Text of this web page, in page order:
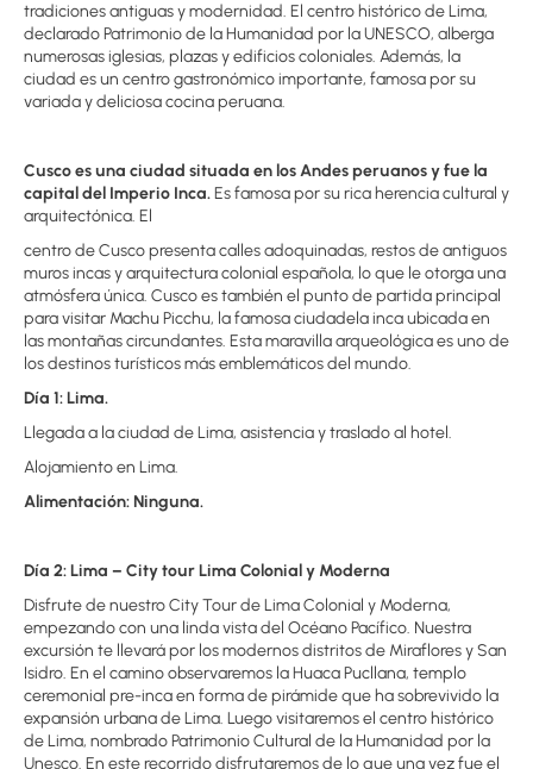
tradiciones antiguas y modernidad. El centro histórico de Lima,
declarado Patrimonio de la Humanidad por la UNESCO, alberga
numerosas iglesias, plazas y edificios coloniales. Además, la
ciudad es un centro gastronómico importante, famosa por su
variada y deliciosa cocina peruana.
Cusco es una ciudad situada en los Andes peruanos y fue la
capital del Imperio Inca.Es famosa por su rica herencia cultural y
arquitectónica. El
centro de Cusco presenta calles adoquinadas, restos de antiguos
muros incas y arquitectura colonial española, lo que le otorga una
atmósfera única. Cusco es también el punto de partida principal
para visitar Machu Picchu, la famosa ciudadela inca ubicada en
las montañas circundantes. Esta maravilla arqueológica es uno de
los destinos turísticos más emblemáticos del mundo.
Día 1: Lima.
Llegada a la ciudad de Lima, asistencia y traslado al hotel.
Alojamiento en Lima.
Alimentación: Ninguna.
Día 2: Lima – City tour Lima Colonial y Moderna
Disfrute de nuestro City Tour de Lima Colonial y Moderna,
empezando con una linda vista del Océano Pacífico. Nuestra
excursión te llevará por los modernos distritos de Miraflores y San
Isidro. En el camino observaremos la Huaca Pucllana, templo
ceremonial pre-inca en forma de pirámide que ha sobrevivido la
expansión urbana de Lima. Luego visitaremos el centro histórico
de Lima, nombrado Patrimonio Cultural de la Humanidad por la
Unesco. En este recorrido disfrutaremos de lo que una vez fue el